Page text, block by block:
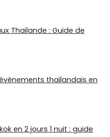
Thaïlande : Guide de
thaïlandais en
en 2 jours 1 nuit : guide